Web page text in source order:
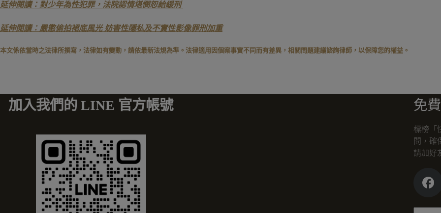
延伸閱讀：對少年為性犯罪，法院認情堪憫恕給緩刑
延伸閱讀：嚴懲偷拍裙底風光 妨害性隱私及不實性影像罪刑加重
本文係依當時之法律所撰寫，法律如有變動，請依最新法規為準。法律適用因個案事實不同而有差異，相關問題建議諮詢律師，以保障您的權益。
加入我們的 LINE 官方帳號 免
標榜「
問，確
請加好